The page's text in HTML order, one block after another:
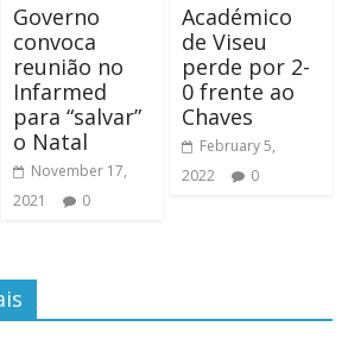
Governo
convoca
reunião no
Infarmed
para “salvar”
o Natal
November 17,
2021
0
Académico
de Viseu
perde por 2-
0 frente ao
Chaves
February 5,
2022
0